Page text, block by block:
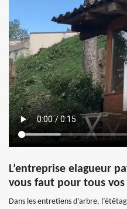
L’entreprise elagueur
vous faut pour tous vos
Dans les entretiens d’arbre,